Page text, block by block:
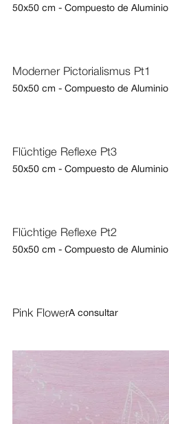
50x50 cm - Compuesto de Aluminio
Moderner Pictorialismus Pt1
50x50 cm - Compuesto de Aluminio
Flüchtige Reflexe Pt3
50x50 cm - Compuesto de Aluminio
Flüchtige Reflexe Pt2
50x50 cm - Compuesto de Aluminio
Pink FlowerA consultar